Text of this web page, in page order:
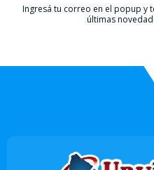
Ingresá tu correo en el popup y
últimas